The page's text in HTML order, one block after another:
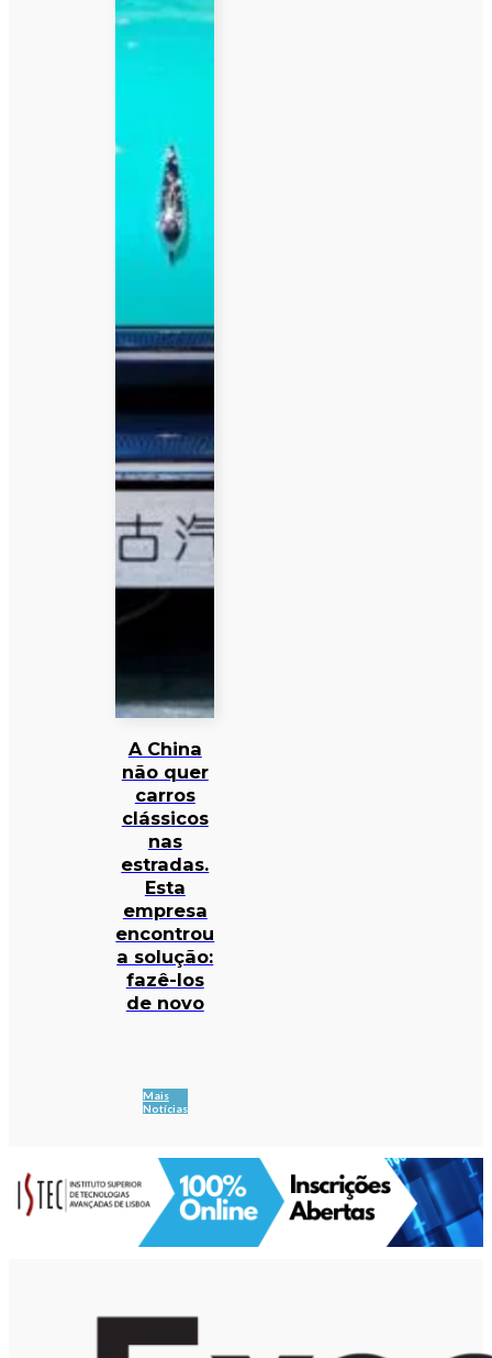
A China
não quer
carros
clássicos
nas
estradas.
Esta
empresa
encontrou
a solução:
fazê-los
de novo
Mais
Notícias